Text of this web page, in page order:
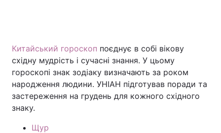
Китайський гороскоп поєднує в собі вікову
східну мудрість і сучасні знання. У цьому
гороскопі знак зодіаку визначають за роком
народження людини. УНІАН підготував поради та
застереження на грудень для кожного східного
знаку.
Щур